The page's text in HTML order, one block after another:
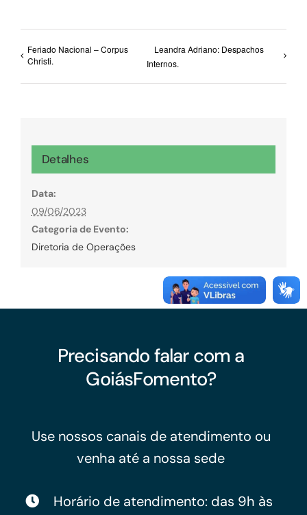
Feriado Nacional – Corpus
Christi.
Leandra Adriano: Despachos
Internos.
Detalhes
Data:
09/06/2023
Categoria de Evento:
Diretoria de Operações
Precisando falar com a
GoiásFomento?
Use nossos canais de atendimento ou
venha até a nossa sede
Horário de atendimento: das 9h às